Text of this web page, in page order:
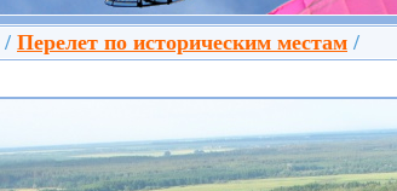
/ Перелет по историческим местам /